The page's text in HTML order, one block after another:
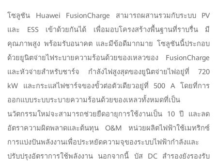
โซลูชัน Huawei FusionCharge สามารถผสานรวมกับระบบ PV
และ ESS เข้าด้วยกันได้ เพื่อมอบโครงสร้างพื้นฐานที่ราบรื่น มี
คุณภาพสูง พร้อมรับอนาคต และมีข้อดีมากมาย โซลูชันนี้ประกอบ
ด้วยยูนิตจ่ายไฟระบายความร้อนด้วยของเหลวของ FusionCharge
และหัวจ่ายสำหรับชาร์จ กำลังไฟสูงสุดของยูนิตจ่ายไฟอยู่ที่ 720
kW และกระแสไฟชาร์จของขั้วต่อตัวเดียวอยู่ที่ 500 A โดยที่การ
ออกแบบระบบระบายความร้อนด้วยของเหลวทั้งหมดที่เป็น
นวัตกรรมใหม่จะสามารถช่วยยืดอายุการใช้งานเป็น 10 ปี และลด
อัตราความผิดพลาดและต้นทุน O&M หน่วยผลิตไฟฟ้าใช้เมทริกซ์
การแบ่งปันพลังงานเพื่อประหยัดความจุของระบบไฟฟ้ากำลังและ
ปรับปรุงอัตราการใช้พลังงาน นอกจากนี้ บัส DC สำรองยังรองรับ